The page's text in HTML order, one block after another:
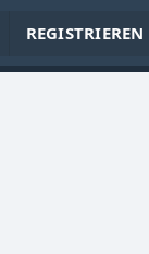
REGISTRIEREN